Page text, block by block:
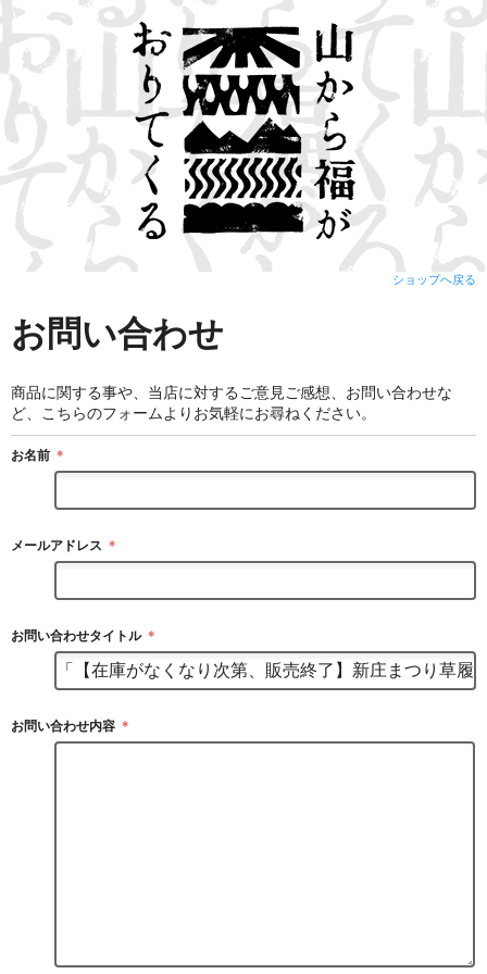
ショップへ戻る
お問い合わせ
商品に関する事や、当店に対するご意見ご感想、お問い合わせな
ど、こちらのフォームよりお気軽にお尋ねください。
お名前 ＊
メールアドレス ＊
お問い合わせタイトル ＊
お問い合わせ内容 ＊